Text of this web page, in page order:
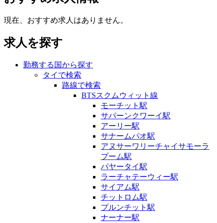
現在、おすすめ求人はありません。
求人を探す
勤務する国から探す
タイで検索
路線で検索
BTSスクムウィット線
モーチット駅
サパーンクワーイ駅
アーリー駅
サナームパオ駅
アヌサーワリーチャイサモーラ
プーム駅
パヤータイ駅
ラーチャテーウィー駅
サイアム駅
チットロム駅
プルンチット駅
ナーナー駅